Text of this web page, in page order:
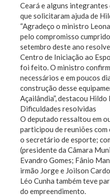
Ceará e alguns
que solicitaram ajuda de
“Agradeço o ministro
pelo compromisso
setembro deste ano
Centro de Iniciação ao
foi feito. O ministro
necessários e em poucos
construção desse
Açailândia”, destacou Hildo
Dificuldades resolvidas
O deputado ressaltou em
participou de reuniões
o secretário de esporte;
(presidente da Câmara
Evandro Gomes; Fânio
irmão Jorge e Joilson
Léo Cunha também teve
do empreendimento.